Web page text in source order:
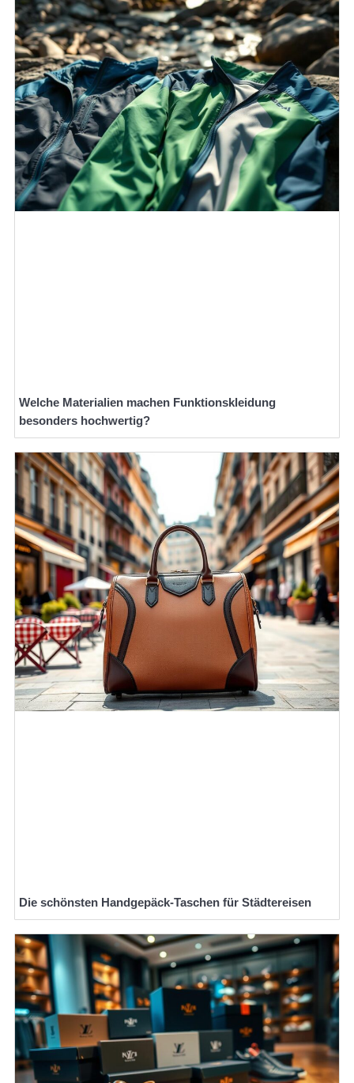
Welche Materialien machen Funktionskleidung
besonders hochwertig?
Die schönsten Handgepäck-Taschen für Städtereisen